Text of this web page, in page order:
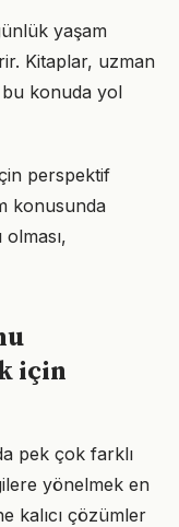
yaşam
Kitaplar, uzman
konuda yol
perspektif
konusunda
olması,
için
pek çok farklı
yönelmek en
kalıcı çözümler